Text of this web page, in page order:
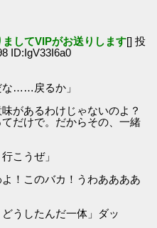
してVIPがお送りします[] 投
ID:IgV33I6a0
な……戻るか」
があるわけじゃないのよ？
だけで。だからその、一緒
こうぜ」
！このバカ！うわああああ
うしたんだ一体」ダッ